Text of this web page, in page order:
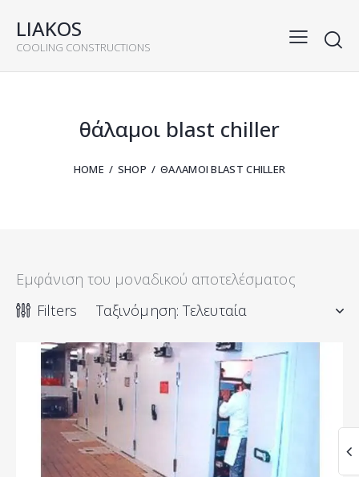
LIAKOS
COOLING CONSTRUCTIONS
θάλαμοι blast chiller
HOME SHOP ΘΆΛΑΜΟΙ BLAST CHILLER
Εμφάνιση του μοναδικού αποτελέσματος
Filters